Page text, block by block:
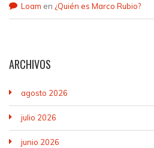
Loam en ¿Quién es Marco Rubio?
ARCHIVOS
agosto 2026
julio 2026
junio 2026